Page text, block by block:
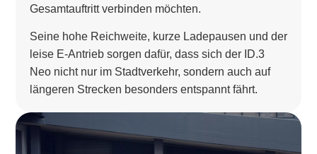
Gesamtauftritt verbinden möchten.
Seine hohe Reichweite, kurze Ladepausen und der
leise E-Antrieb sorgen dafür, dass sich der ID.3
Neo nicht nur im Stadtverkehr, sondern auch auf
längeren Strecken besonders entspannt fährt.